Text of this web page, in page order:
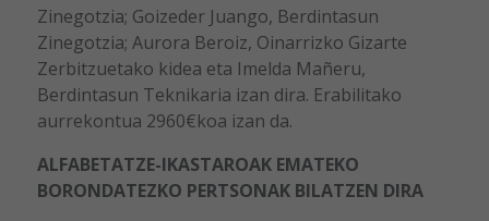
Zinegotzia; Goizeder Juango, Berdintasun
Zinegotzia; Aurora Beroiz, Oinarrizko Gizarte
Zerbitzuetako kidea eta Imelda Mañeru,
Berdintasun Teknikaria izan dira. Erabilitako
aurrekontua 2960€koa izan da.
ALFABETATZE-IKASTAROAK EMATEKO
BORONDATEZKO PERTSONAK BILATZEN DIRA